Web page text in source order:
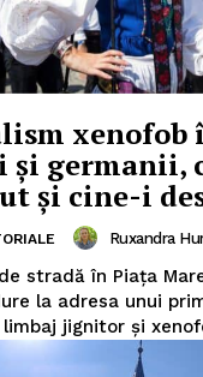
xenofob
și germanii,
și cine-i
Ruxandra
stradă în Piața
la adresa unui
jignitor și